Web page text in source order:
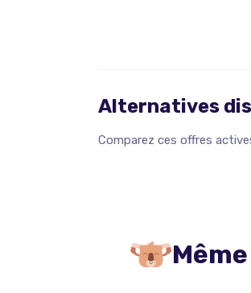
Alternatives
Comparez ces offres